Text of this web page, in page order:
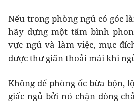
Nếu trong phòng ngủ có góc
hãy dựng một tấm bình
vực ngủ và làm việc, mục
được thư giãn thoải mái khi
Không để phòng ốc bừa bộn,
giấc ngủ bởi nó chặn dòng